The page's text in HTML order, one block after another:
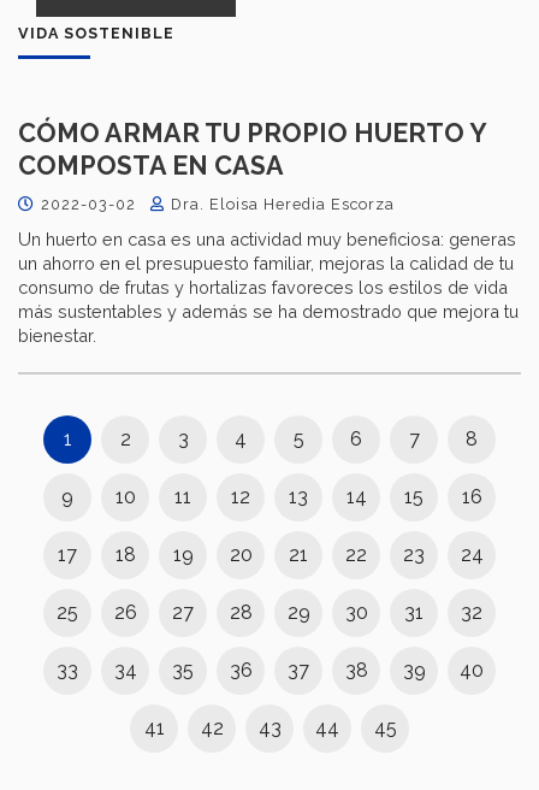
VIDA SOSTENIBLE
CÓMO ARMAR TU PROPIO HUERTO Y
COMPOSTA EN CASA
2022-03-02 Dra. Eloisa Heredia Escorza
Un huerto en casa es una actividad muy beneficiosa: generas
un ahorro en el presupuesto familiar, mejoras la calidad de tu
consumo de frutas y hortalizas favoreces los estilos de vida
más sustentables y además se ha demostrado que mejora tu
bienestar.
1 2 3 4 5 6 7 8
9 10 11 12 13 14 15 16
17 18 19 20 21 22 23 24
25 26 27 28 29 30 31 32
33 34 35 36 37 38 39 40
41 42 43 44 45